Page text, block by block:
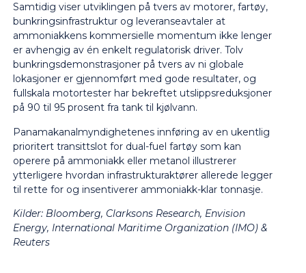
Samtidig viser utviklingen på tvers av motorer, fartøy,
bunkringsinfrastruktur og leveranseavtaler at
ammoniakkens kommersielle momentum ikke lenger
er avhengig av én enkelt regulatorisk driver. Tolv
bunkringsdemonstrasjoner på tvers av ni globale
lokasjoner er gjennomført med gode resultater, og
fullskala motortester har bekreftet utslippsreduksjoner
på 90 til 95 prosent fra tank til kjølvann.
Panamakanalmyndighetenes innføring av en ukentlig
prioritert transittslot for dual-fuel fartøy som kan
operere på ammoniakk eller metanol illustrerer
ytterligere hvordan infrastrukturaktører allerede legger
til rette for og insentiverer ammoniakk-klar tonnasje.
Kilder: Bloomberg, Clarksons Research, Envision
Energy, International Maritime Organization (IMO) &
Reuters